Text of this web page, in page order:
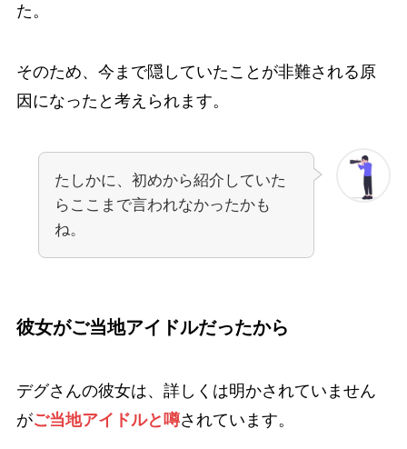
た。
そのため、今まで隠していたことが非難される原
因になったと考えられます。
たしかに、初めから紹介していた
らここまで言われなかったかも
ね。
彼女がご当地アイドルだったから
デグさんの彼女は、詳しくは明かされていません
がご当地アイドルと噂されています。